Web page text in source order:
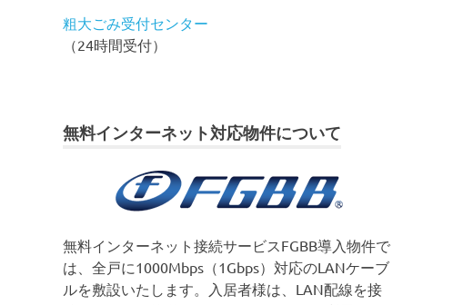
粗大ごみ受付センター
（24時間受付）
無料インターネット対応物件について
無料インターネット接続サービスFGBB導入物件で
は、全戸に1000Mbps（1Gbps）対応のLANケーブ
ルを敷設いたします。入居者様は、LAN配線を接